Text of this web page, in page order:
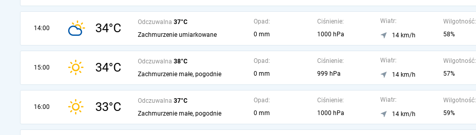
14:00 34°C Odczuwalna 37°C
Zachmurzenie umiarkowane
Opad:
0 mm
Ciśnienie:
1000 hPa
Wiatr:
14 km/h
Wilgotność:
58%
15:00 34°C Odczuwalna 38°C
Zachmurzenie małe, pogodnie
Opad:
0 mm
Ciśnienie:
999 hPa
Wiatr:
14 km/h
Wilgotność:
57%
16:00 33°C Odczuwalna 37°C
Zachmurzenie małe, pogodnie
Opad:
0 mm
Ciśnienie:
1000 hPa
Wiatr:
14 km/h
Wilgotność:
59%